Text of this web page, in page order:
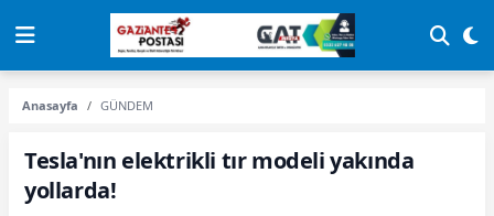
Anasayfa GÜNDEM
Tesla'nın elektrikli tır modeli yakında
yollarda!